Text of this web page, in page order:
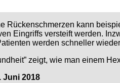
Rückenschmerzen kann
Eingriffs versteift werden.
werden schneller
zeigt, wie man einem
Juni 2018